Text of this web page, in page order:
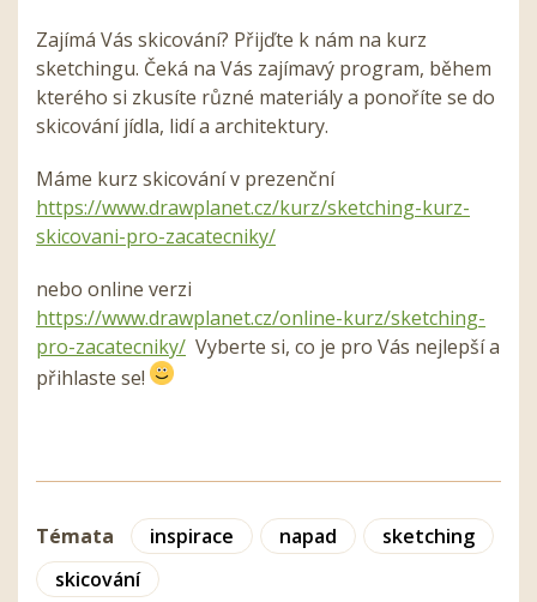
Zajímá Vás skicování? Přijďte k nám na kurz
sketchingu. Čeká na Vás zajímavý program, během
kterého si zkusíte různé materiály a ponoříte se do
skicování jídla, lidí a architektury.
Máme kurz skicování v prezenční
https://www.drawplanet.cz/kurz/sketching-kurz-
skicovani-pro-zacatecniky/
nebo online verzi
https://www.drawplanet.cz/online-kurz/sketching-
pro-zacatecniky/ Vyberte si, co je pro Vás nejlepší a
přihlaste se!
Témata inspirace napad
sketching
skicování